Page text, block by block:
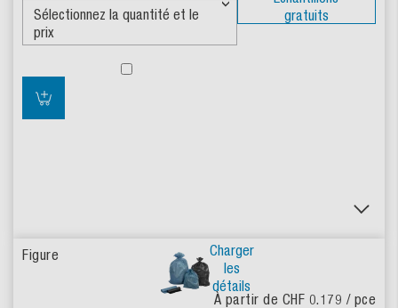
gratuits
Charger
les
détails
À partir de CHF 0.179 / pce